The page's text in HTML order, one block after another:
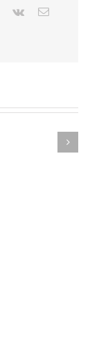
Pinterest
Vk
E-
Fehmarn